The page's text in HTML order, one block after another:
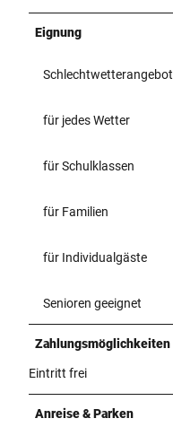
Eignung
Schlechtwetterangebot
für jedes Wetter
für Schulklassen
für Familien
für Individualgäste
Senioren geeignet
Zahlungsmöglichkeiten
Eintritt frei
Anreise & Parken